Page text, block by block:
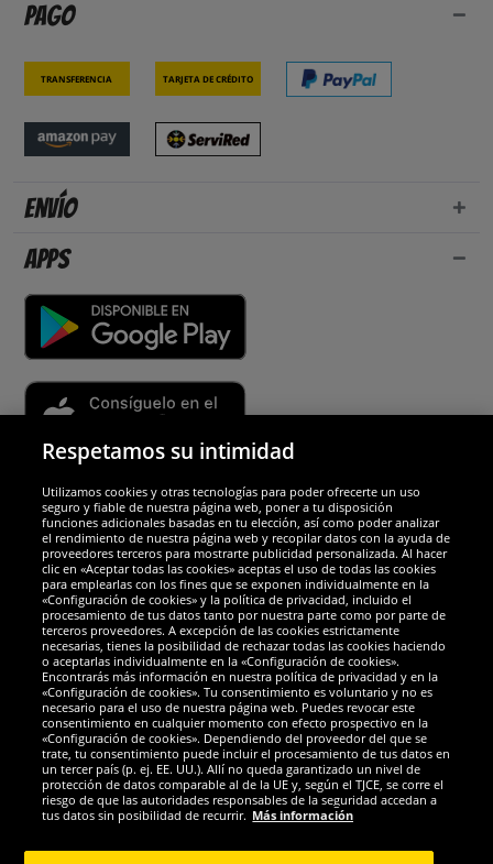
Pago
Transferencia Tarjeta de crédito
Envío
Apps
Socios y seguridad
Galardones
Redes sociales
Respetamos su intimidad
Utilizamos cookies y otras tecnologías para poder ofrecerte un uso
seguro y fiable de nuestra página web, poner a tu disposición
funciones adicionales basadas en tu elección, así como poder analizar
el rendimiento de nuestra página web y recopilar datos con la ayuda de
proveedores terceros para mostrarte publicidad personalizada. Al hacer
clic en «Aceptar todas las cookies» aceptas el uso de todas las cookies
para emplearlas con los fines que se exponen individualmente en la
«Configuración de cookies» y la política de privacidad, incluido el
procesamiento de tus datos tanto por nuestra parte como por parte de
terceros proveedores. A excepción de las cookies estrictamente
necesarias, tienes la posibilidad de rechazar todas las cookies haciendo
o aceptarlas individualmente en la «Configuración de cookies».
Encontrarás más información en nuestra política de privacidad y en la
«Configuración de cookies». Tu consentimiento es voluntario y no es
necesario para el uso de nuestra página web. Puedes revocar este
consentimiento en cualquier momento con efecto prospectivo en la
«Configuración de cookies». Dependiendo del proveedor del que se
trate, tu consentimiento puede incluir el procesamiento de tus datos en
un tercer país (p. ej. EE. UU.). Allí no queda garantizado un nivel de
protección de datos comparable al de la UE y, según el TJCE, se corre el
riesgo de que las autoridades responsables de la seguridad accedan a
tus datos sin posibilidad de recurrir. Más información